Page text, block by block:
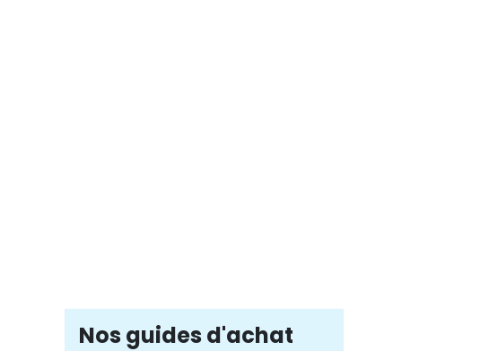
Nos guides d'achat